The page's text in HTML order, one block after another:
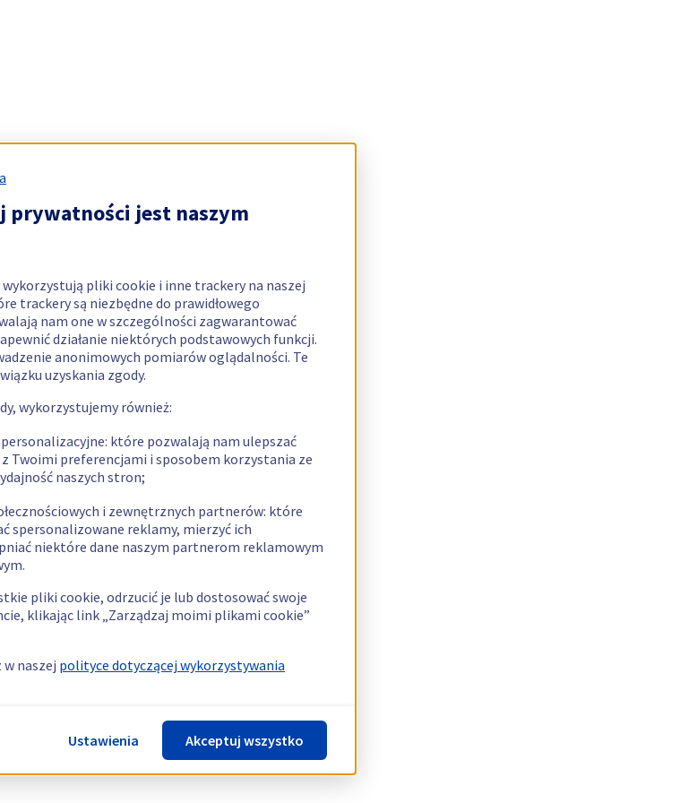
prywatności jest naszym
wykorzystują pliki cookie i inne trackery na naszej
trackery są niezbędne do prawidłowego
nam one w szczególności zagwarantować
działanie niektórych podstawowych funkcji.
anonimowych pomiarów oglądalności. Te
uzyskania zgody.
wykorzystujemy również:
które pozwalają nam ulepszać
Twoimi preferencjami i sposobem korzystania ze
naszych stron;
i zewnętrznych partnerów: które
spersonalizowane reklamy, mierzyć ich
niektóre dane naszym partnerom reklamowym
pliki cookie, odrzucić je lub dostosować swoje
klikając link „Zarządzaj moimi plikami cookie”
naszej polityce dotyczącej wykorzystywania
Ustawienia Akceptuj wszystko